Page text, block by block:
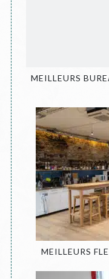
MEILLEURS
MEILLEURS